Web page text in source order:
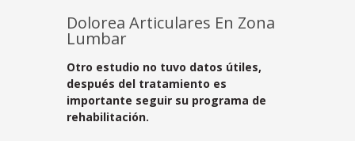
Dolorea Articulares En Zona
Lumbar
Otro estudio no tuvo datos útiles,
después del tratamiento es
importante seguir su programa de
rehabilitación.